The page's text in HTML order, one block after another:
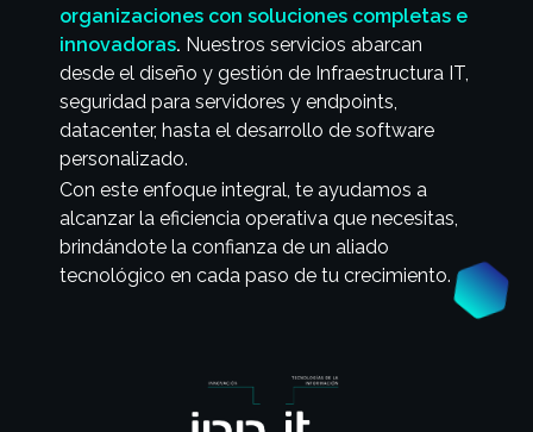
organizaciones con soluciones completas e
innovadoras. Nuestros servicios abarcan
desde el diseño y gestión de Infraestructura IT,
seguridad para servidores y endpoints,
datacenter, hasta el desarrollo de software
personalizado.
Con este enfoque integral, te ayudamos a
alcanzar la eficiencia operativa que necesitas,
brindándote la confianza de un aliado
tecnológico en cada paso de tu crecimiento.